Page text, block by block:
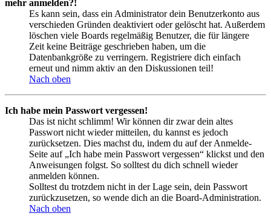
mehr anmelden?!
Es kann sein, dass ein Administrator dein Benutzerkonto aus
verschieden Gründen deaktiviert oder gelöscht hat. Außerdem
löschen viele Boards regelmäßig Benutzer, die für längere
Zeit keine Beiträge geschrieben haben, um die
Datenbankgröße zu verringern. Registriere dich einfach
erneut und nimm aktiv an den Diskussionen teil!
Nach oben
Ich habe mein Passwort vergessen!
Das ist nicht schlimm! Wir können dir zwar dein altes
Passwort nicht wieder mitteilen, du kannst es jedoch
zurücksetzen. Dies machst du, indem du auf der Anmelde-
Seite auf „Ich habe mein Passwort vergessen“ klickst und den
Anweisungen folgst. So solltest du dich schnell wieder
anmelden können.
Solltest du trotzdem nicht in der Lage sein, dein Passwort
zurückzusetzen, so wende dich an die Board-Administration.
Nach oben